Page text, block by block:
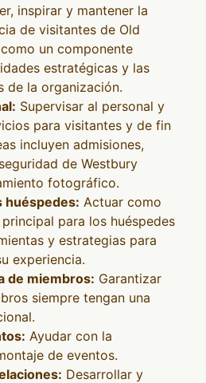
inspirar y mantener la
de visitantes de Old
un componente
estratégicas y las
de la organización.
Supervisar al personal y
para visitantes y de fin
incluyen admisiones,
de Westbury
fotográfico.
huéspedes: Actuar como
para los huéspedes
y estrategias para
experiencia.
de miembros: Garantizar
siempre tengan una
Ayudar con la
de eventos.
Desarrollar y